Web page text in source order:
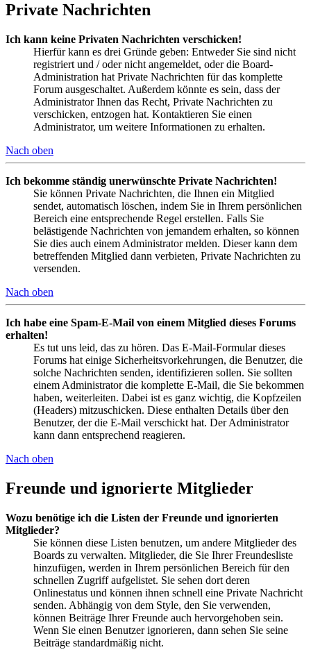
Private Nachrichten
Ich kann keine Privaten Nachrichten verschicken!
Hierfür kann es drei Gründe geben: Entweder Sie sind nicht
registriert und / oder nicht angemeldet, oder die Board-
Administration hat Private Nachrichten für das komplette
Forum ausgeschaltet. Außerdem könnte es sein, dass der
Administrator Ihnen das Recht, Private Nachrichten zu
verschicken, entzogen hat. Kontaktieren Sie einen
Administrator, um weitere Informationen zu erhalten.
Nach oben
Ich bekomme ständig unerwünschte Private Nachrichten!
Sie können Private Nachrichten, die Ihnen ein Mitglied
sendet, automatisch löschen, indem Sie in Ihrem persönlichen
Bereich eine entsprechende Regel erstellen. Falls Sie
belästigende Nachrichten von jemandem erhalten, so können
Sie dies auch einem Administrator melden. Dieser kann dem
betreffenden Mitglied dann verbieten, Private Nachrichten zu
versenden.
Nach oben
Ich habe eine Spam-E-Mail von einem Mitglied dieses Forums
erhalten!
Es tut uns leid, das zu hören. Das E-Mail-Formular dieses
Forums hat einige Sicherheitsvorkehrungen, die Benutzer, die
solche Nachrichten senden, identifizieren sollen. Sie sollten
einem Administrator die komplette E-Mail, die Sie bekommen
haben, weiterleiten. Dabei ist es ganz wichtig, die Kopfzeilen
(Headers) mitzuschicken. Diese enthalten Details über den
Benutzer, der die E-Mail verschickt hat. Der Administrator
kann dann entsprechend reagieren.
Nach oben
Freunde und ignorierte Mitglieder
Wozu benötige ich die Listen der Freunde und ignorierten
Mitglieder?
Sie können diese Listen benutzen, um andere Mitglieder des
Boards zu verwalten. Mitglieder, die Sie Ihrer Freundesliste
hinzufügen, werden in Ihrem persönlichen Bereich für den
schnellen Zugriff aufgelistet. Sie sehen dort deren
Onlinestatus und können ihnen schnell eine Private Nachricht
senden. Abhängig von dem Style, den Sie verwenden,
können Beiträge Ihrer Freunde auch hervorgehoben sein.
Wenn Sie einen Benutzer ignorieren, dann sehen Sie seine
Beiträge standardmäßig nicht.